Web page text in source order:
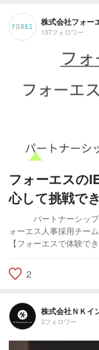
株式会社フォー
137フォロワー
フォーエスの
心して挑戦で
パートナーシップ×
ォーエス人事採用チー
【フォーエスで体験で
2
株式会社ＮＫイ
3フォロワー